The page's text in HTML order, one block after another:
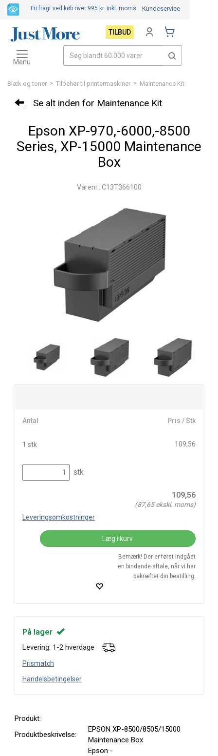
Blæk og toner > Tilbehør til printermaskiner > Maintenance Kit
Se alt inden for Maintenance Kit
Epson XP-970,-6000,-8500
Series, XP-15000 Maintenance
Box
Varenr.: C13T366100
Antal Pris / Stk
1 stk 109,56
stk
109,56
(87,65ekskl. moms)
Leveringsomkostninger
Læg i kurv
Bemærk! Der er først indgået
en bindende aftale, når vi har
bekræftet din bestilling.
På lager
Levering: 1-2 hverdage
Prismatch
Handelsbetingelser
Produkt:
Produktbeskrivelse:
EPSON XP-8500/8505/15000
Maintenance Box
Epson -
Fri fragt ved køb over 995 kr. inkl. moms Kundeservice
TILBUD
Toggle
navigation
Menu